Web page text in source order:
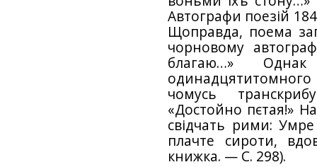
Автографи поезій
Щоправда, поема
чорновому
благаю…» Однак
чомусь
«Достойно пєтая!»
свідчать рими:
плачте сироти,
книжка. — С. 298).